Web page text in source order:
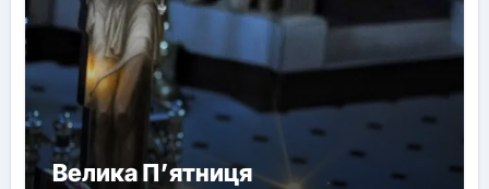
Велика П’ятниця